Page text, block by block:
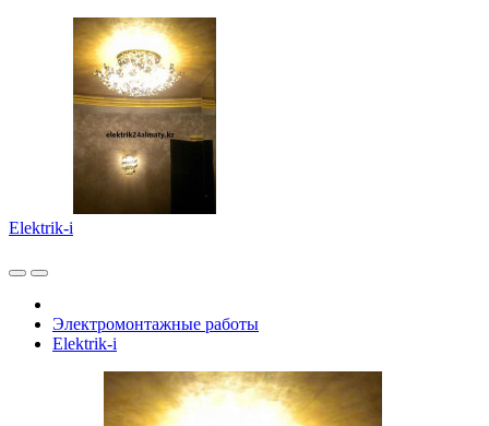
Elektrik-i
Электромонтажные работы
Elektrik-i